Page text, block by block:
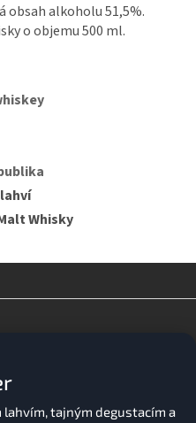
obsah alkoholu 51,5%.
o objemu 500 ml.
lahví
Whisky